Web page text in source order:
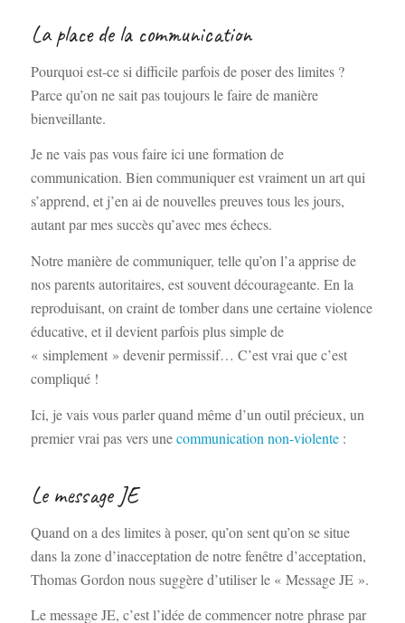
La place de la communication
Pourquoi est-ce si difficile parfois de poser des limites ?
Parce qu’on ne sait pas toujours le faire de manière
bienveillante.
Je ne vais pas vous faire ici une formation de
communication. Bien communiquer est vraiment un art qui
s’apprend, et j’en ai de nouvelles preuves tous les jours,
autant par mes succès qu’avec mes échecs.
Notre manière de communiquer, telle qu’on l’a apprise de
nos parents autoritaires, est souvent décourageante. En la
reproduisant, on craint de tomber dans une certaine violence
éducative, et il devient parfois plus simple de
« simplement » devenir permissif… C’est vrai que c’est
compliqué !
Ici, je vais vous parler quand même d’un outil précieux, un
premier vrai pas vers unecommunication non-violente:
Le message JE
Quand on a des limites à poser, qu’on sent qu’on se situe
dans la zone d’inacceptation de notre fenêtre d’acceptation,
Thomas Gordon nous suggère d’utiliser le « Message JE ».
Le message JE, c’est l’idée de commencer notre phrase par